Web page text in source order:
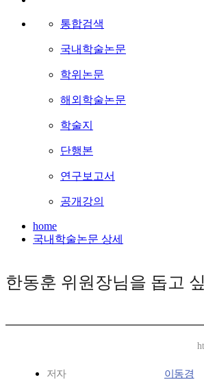
통합검색
국내학술논문
학위논문
해외학술논문
학술지
단행본
연구보고서
공개강의
home
국내학술논문 상세
한동훈 위원장님을 돕고
저자 이동경